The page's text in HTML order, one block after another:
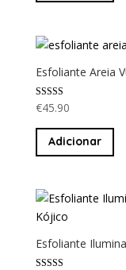
Esfoliante Areia
Avaliação
5.00
€45.90
Adicionar
Esfoliante